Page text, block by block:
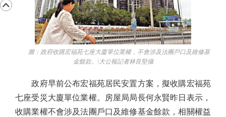
圖：政府收購宏福苑七座大廈單位業權，不會涉及法團戶口及維修基
金餘款。\大公報記者林良堅攝
政府早前公布宏福苑居民安置方案，擬收購宏福苑
七座受災大廈單位業權。房屋局局長何永賢昨日表示，
收購業權不會涉及法團戶口及維修基金餘款，相關權益